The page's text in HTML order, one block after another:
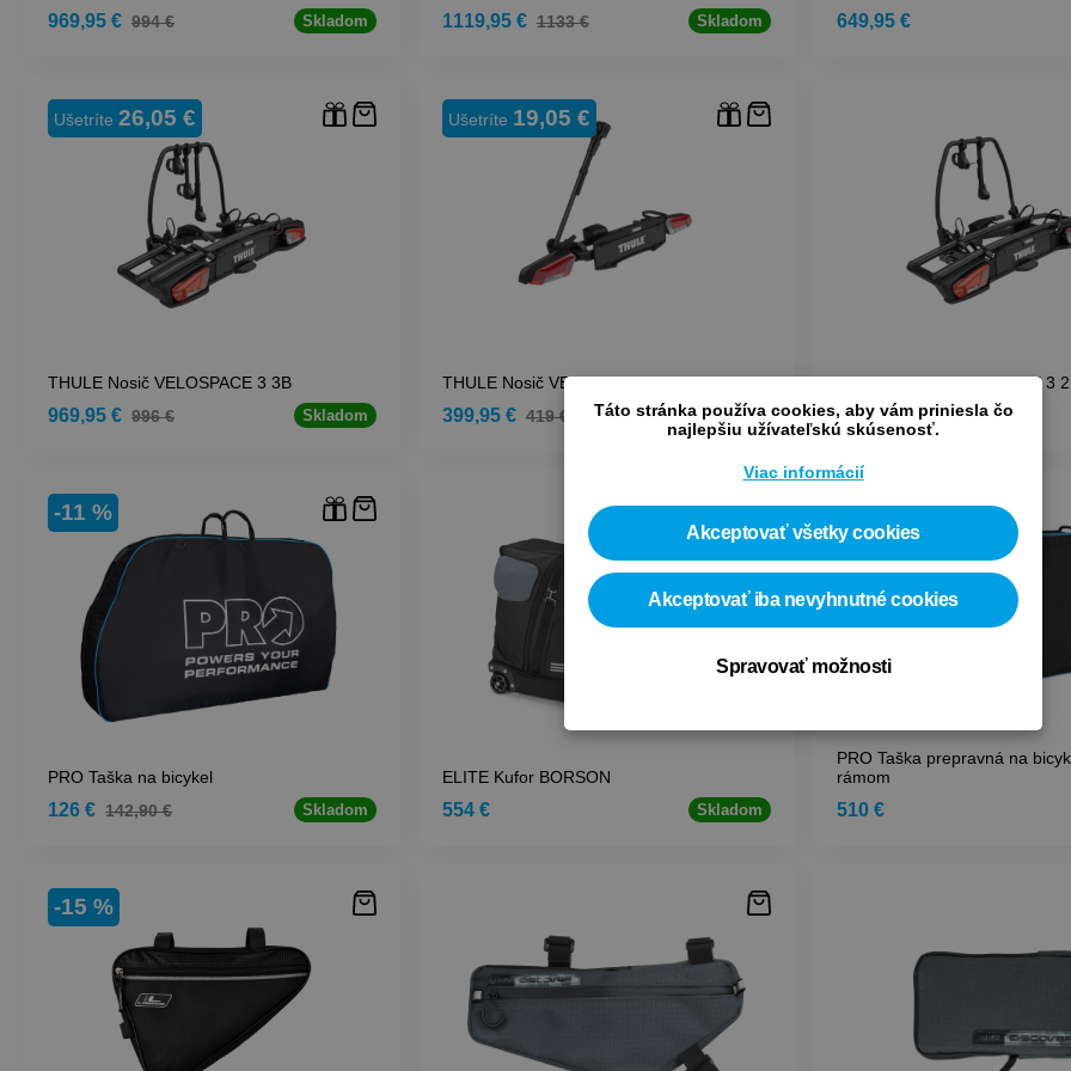
Táto stránka používa cookies, aby vám priniesla čo
najlepšiu užívateľskú skúsenosť.
Viac informácií
Akceptovať všetky cookies
Akceptovať iba nevyhnutné cookies
Spravovať možnosti
969,95 € 994 € Skladom 1119,95 € 1133 € Skladom 649,95 €
THULE Nosič VELOSPACE 3 3B
Ušetríte 26,05 €
969,95 € 996 € Skladom
THULE Nosič VELOLITE 1B
Ušetríte 19,05 €
399,95 € 419 € Skladom
THULE Nosič VELOSPACE 3
849,95 €
PRO Taška na bicykel
-11 %
126 € 142,90 € Skladom
ELITE Kufor BORSON
554 € Skladom
PRO Taška prepravná na
rámom
510 €
-15 %